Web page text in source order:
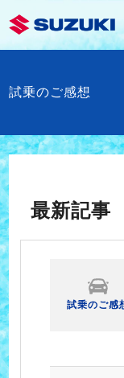
試乗のご感想
最新記事
試乗のご感